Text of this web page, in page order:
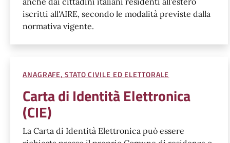
iscritti all'AIRE, secondo le modalità previste dalla
normativa vigente.
ANAGRAFE, STATO CIVILE ED ELETTORALE
Carta di Identità Elettronica
(CIE)
La Carta di Identità Elettronica può essere